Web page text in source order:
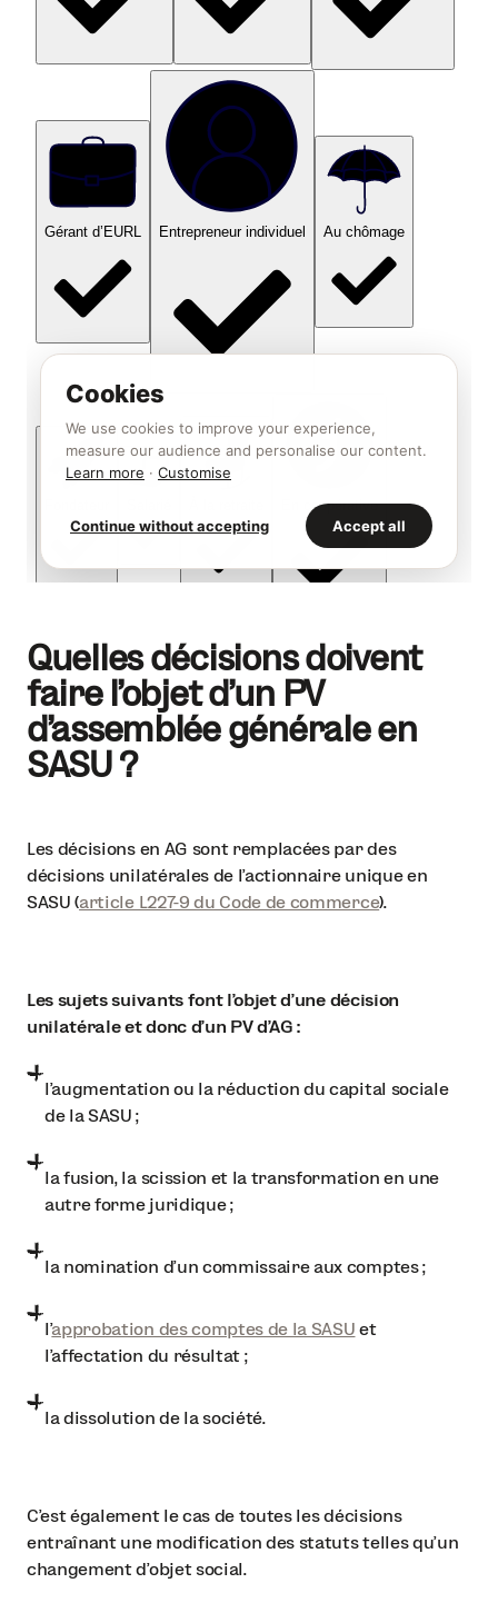
Quelles décisions doivent
faire l'objet d'un PV
d'assemblée générale en
SASU ?
Les décisions en AG sont remplacées par des
décisions unilatérales de l’actionnaire unique en
SASU (article L227-9 du Code de commerce).
Les sujets suivants font l’objet d’une décision
unilatérale et donc d’un PV d’AG :
l’augmentation ou la réduction du capital sociale
de la SASU ;
la fusion, la scission et la transformation en une
autre forme juridique ;
la nomination d’un commissaire aux comptes ;
l’approbation des comptes de la SASU et
l’affectation du résultat ;
la dissolution de la société.
C’est également le cas de toutes les décisions
entraînant une modification des statuts telles qu’un
changement d’objet social.